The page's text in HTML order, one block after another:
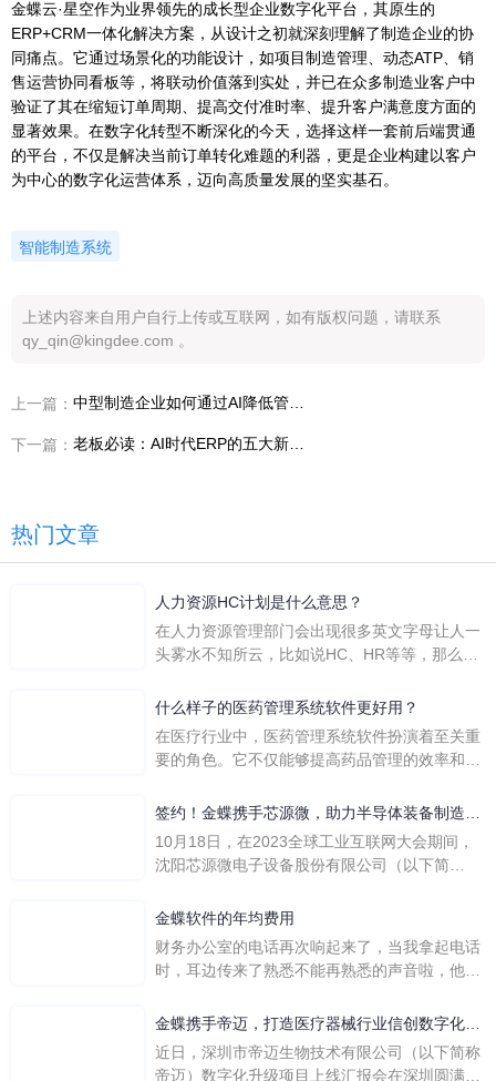
金蝶云·星空作为业界领先的成长型企业数字化平台，其原生的
ERP+CRM一体化解决方案，从设计之初就深刻理解了制造企业的协
同痛点。它通过场景化的功能设计，如项目制造管理、动态ATP、销
售运营协同看板等，将联动价值落到实处，并已在众多制造业客户中
验证了其在缩短订单周期、提高交付准时率、提升客户满意度方面的
显著效果。在数字化转型不断深化的今天，选择这样一套前后端贯通
的平台，不仅是解决当前订单转化难题的利器，更是企业构建以客户
为中心的数字化运营体系，迈向高质量发展的坚实基石。
智能制造系统
上述内容来自用户自行上传或互联网，如有版权问题，请联系
qy_qin@kingdee.com 。
上一篇：
下一篇：
热门文章
人力资源HC计划是什么意思？
在人力资源管理部门会出现很多英文字母让人一
头雾水不知所云，比如说HC、HR等等，那么它
么呢？
什么样子的医药管理系统软件更好用？
在医疗行业中，医药管理系统软件扮演着至关重
要的角色。它不仅能够提高药品管理的效率和准
一个好用的医药管理系统软件应具备以下特点。
地进行操作。 复杂的
签约！金蝶携手芯源微，助力半导体装备制造领
先企业迈向世界
10月18日，在2023全球工业互联网大会期间，
沈阳芯源微电子设备股份有限公司（以下简
下简称“金蝶”）在辽宁沈阳签署战略合作协议。
营管控平台，从而实现公司产研一体化、业财一
体化，提升公司整体业务水平。
金蝶软件的年均费用
财务办公室的电话再次响起来了，当我拿起电话
时，耳边传来了熟悉不能再熟悉的声音啦，他就
软件过程中遇到任何问题，我都可以获得金蝶服
一年的使用时间已经到了。我们公司用的是金蝶
金蝶携手帝迈，打造医疗器械行业信创数字化标
杆
近日，深圳市帝迈生物技术有限公司（以下简称
帝迈）数字化升级项目上线汇报会在深圳圆满召